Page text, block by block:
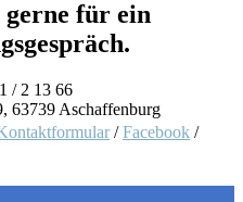
für ein
/ 2 13 66
63739 Aschaffenburg
/Facebook /